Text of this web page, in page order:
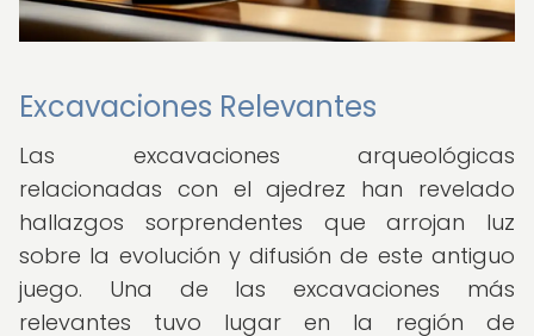
Excavaciones Relevantes
Las excavaciones arqueológicas
relacionadas con el ajedrez han revelado
hallazgos sorprendentes que arrojan luz
sobre la evolución y difusión de este antiguo
juego. Una de las excavaciones más
relevantes tuvo lugar en la región de